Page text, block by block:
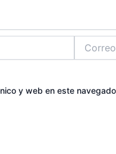
y web en este